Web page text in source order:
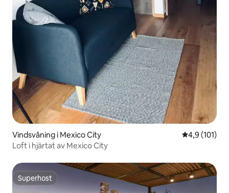
Vindsvåning i Mexico City 4,9 av 5 i
4,9 (101)
Loft i hjärtat av Mexico City
Superhost
Superhost